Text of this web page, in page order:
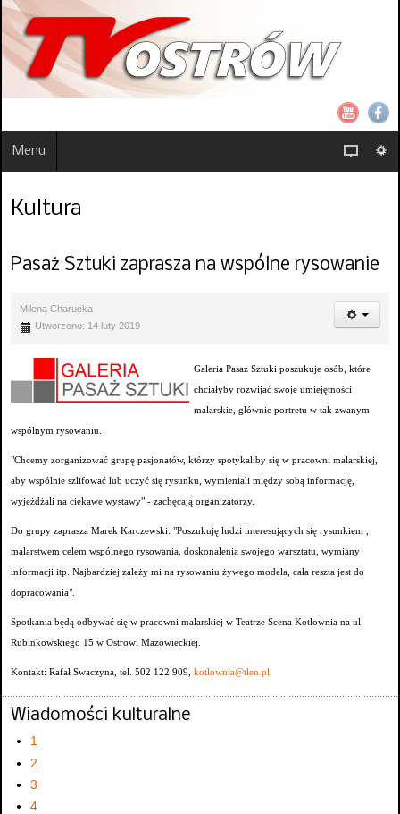
Menu
Kultura
Pasaż Sztuki zaprasza na wspólne rysowanie
Milena Charucka
Utworzono: 14 luty 2019
Galeria Pasaż Sztuki poszukuje osób, które
chciałyby rozwijać swoje umiejętności
malarskie, głównie portretu w tak zwanym
wspólnym rysowaniu.
"Chcemy zorganizować grupę pasjonatów, którzy spotykaliby się w pracowni malarskiej,
aby wspólnie szlifować lub uczyć się rysunku, wymieniali między sobą informację,
wyjeżdżali na ciekawe wystawy" - zachęcają organizatorzy.
Do grupy zaprasza Marek Karczewski: "Poszukuję ludzi interesujących się rysunkiem ,
malarstwem celem wspólnego rysowania, doskonalenia swojego warsztatu, wymiany
informacji itp. Najbardziej zależy mi na rysowaniu żywego modela, cała reszta jest do
dopracowania".
Spotkania będą odbywać się w pracowni malarskiej w Teatrze Scena Kotłownia na ul.
Rubinkowskiego 15 w Ostrowi Mazowieckiej.
Kontakt: Rafał Swaczyna, tel. 502 122 909, kotlownia@tlen.pl
Wiadomości kulturalne
1
2
3
4